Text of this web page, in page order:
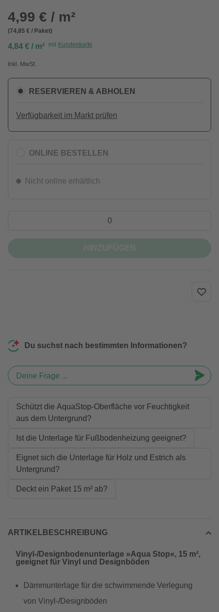
4,99 € / m²
(74,85 € / Paket)
4,84 € / m² mit Kundenkarte
Inkl. MwSt.
RESERVIEREN & ABHOLEN
Verfügbarkeit im Markt prüfen
ONLINE BESTELLEN
Nicht online erhältlich
Du suchst nach bestimmten Informationen?
Deine Frage ...
Schützt die AquaStop-Oberfläche vor Feuchtigkeit
aus dem Untergrund?
Ist die Unterlage für Fußbodenheizung geeignet?
Eignet sich die Unterlage für Holz und Estrich als
Untergrund?
Deckt ein Paket 15 m² ab?
ARTIKELBESCHREIBUNG
Vinyl-/Designbodenunterlage »Aqua Stop«, 15 m²,
geeignet für Vinyl und Designböden
Dämmunterlage für die schwimmende Verlegung
von Vinyl-/Designböden